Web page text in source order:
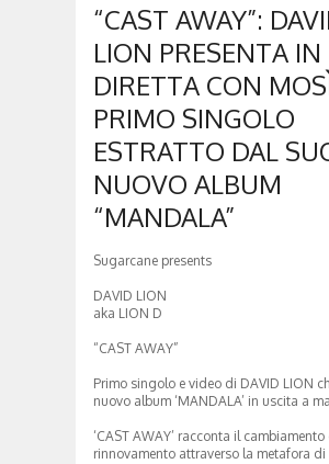
“CAST AWAY”:
LION PRESENTA IN
DIRETTA CON
PRIMO SINGOLO
ESTRATTO DAL
NUOVO ALBUM
“MANDALA”
Sugarcane presents
DAVID LION
aka LION D
“CAST AWAY”
Primo singolo e video di DAVID LION
nuovo album ‘MANDALA’ in uscita a
‘CAST AWAY’ racconta il cambiamento
rinnovamento attraverso la metafora di